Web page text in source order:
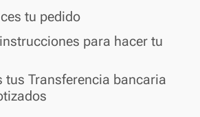
tu pedido
para hacer tu
tus Transferencia bancaria